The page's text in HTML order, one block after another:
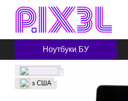
Перейти до основного контенту
Ноутбуки БУ
з США